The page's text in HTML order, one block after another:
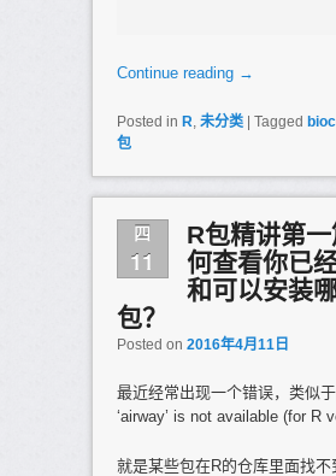
Continue reading →
Posted in R 未分类 | Tagged
包
四
11
R包精讲第
何查看你已
和可以安装
包？
Posted on 2016年4月11日
最近经常出现一个错误，类似
‘airway’ is not available (for R
就是某些包在R的仓库里面找不